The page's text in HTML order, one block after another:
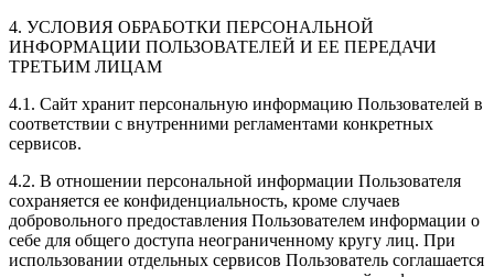
4. УСЛОВИЯ ОБРАБОТКИ ПЕРСОНАЛЬНОЙ
ИНФОРМАЦИИ ПОЛЬЗОВАТЕЛЕЙ И ЕЕ ПЕРЕДАЧИ
ТРЕТЬИМ ЛИЦАМ
4.1. Сайт хранит персональную информацию Пользователей в
соответствии с внутренними регламентами конкретных
сервисов.
4.2. В отношении персональной информации Пользователя
сохраняется ее конфиденциальность, кроме случаев
добровольного предоставления Пользователем информации о
себе для общего доступа неограниченному кругу лиц. При
использовании отдельных сервисов Пользователь соглашается